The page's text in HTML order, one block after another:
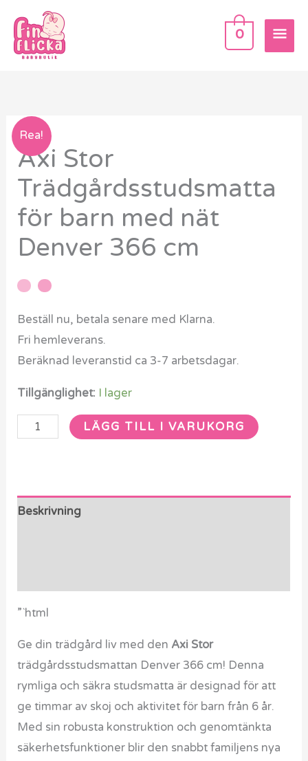
innehåll
0
Rea!
Axi Stor
Trädgårdsstudsmatta
för barn med nät
Denver 366 cm
Beställ nu, betala senare med Klarna.
Fri hemleverans.
Beräknad leveranstid ca 3-7 arbetsdagar.
Tillgänglighet: I lager
Axi
Stor
för
barn
med
nät
Denver
366
cm
mängd
LÄGG TILL I VARUKORG
Beskrivning
”`html
Ge din trädgård liv med den Axi Stor
trädgårdsstudsmattan Denver 366 cm! Denna
rymliga och säkra studsmatta är designad för att
ge timmar av skoj och aktivitet för barn från 6 år.
Med sin robusta konstruktion och genomtänkta
säkerhetsfunktioner blir den snabbt familjens nya